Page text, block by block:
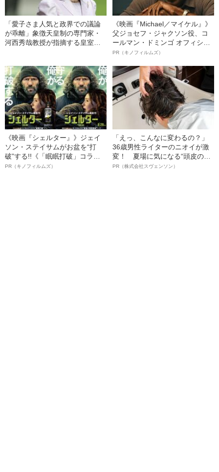
「愛子さま人気と政界での議論
が乖離」象徴天皇制の専門家・
河西秀哉教授が指摘する皇室典
《映画『Michael／マイケル』》
父ジョセフ・ジャクソン役、コ
ールマン・ドミンゴ オフィシャ
ルインタビュー“観客を魅了した
語る”《日本興収70億円突破》
PR（キノフィルムズ）
《映画『シェルター』》ジェイ
ソン・ステイサムがお盆を“打
破”する!!《「眠眠打破」コラ
ボ》
PR（キノフィルムズ）
「えっ、こんなに変わるの？」
36歳男性ライターのニオイが激
変！ 夏場に気になる“頭皮のニ
オイ”や“ベタつき”を解消す
PR（株式会社スヴェンソン）